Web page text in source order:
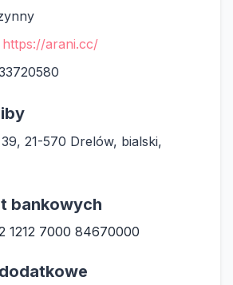
https://arani.cc/
21-570 Drelów, bialski,
bankowych
1212 7000 84670000